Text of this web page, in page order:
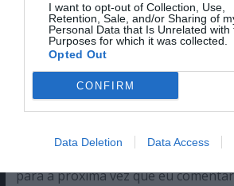
I want to opt-out of Collection, Use,
Retention, Sale, and/or Sharing of
Personal Data that Is Unrelated with
Purposes for which it was collected.
Opted Out
CONFIRM
Data Deletion Data Access
para a próxima vez que eu